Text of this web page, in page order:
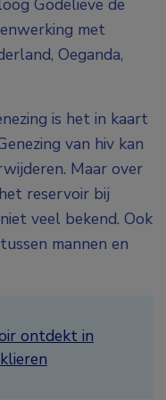
Godelieve de
met
Oeganda,
is het in kaart
van hiv kan
Maar over
reservoir bij
veel bekend. Ook
mannen en
ontdekt in